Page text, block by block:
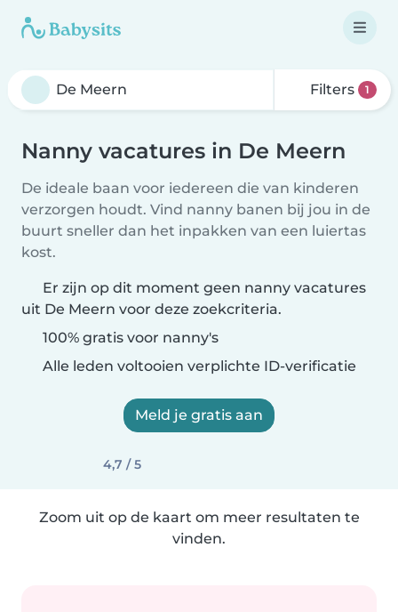
Filters 1
Nanny vacatures in De Meern
De ideale baan voor iedereen die van kinderen
verzorgen houdt. Vind nanny banen bij jou in de
buurt sneller dan het inpakken van een luiertas
kost.
Er zijn op dit moment geen nanny vacatures
uit De Meern voor deze zoekcriteria.
100% gratis voor nanny's
Alle leden voltooien verplichte ID-verificatie
Meld je gratis aan
4,7 / 5
Zoom uit op de kaart om meer resultaten te
vinden.